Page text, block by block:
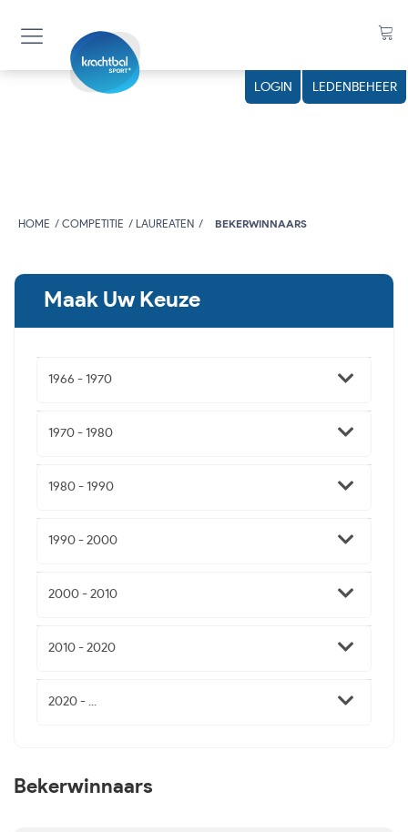
LOGIN LEDENBEHEER
HOME COMPETITIE LAUREATEN BEKERWINNAARS
Maak Uw Keuze
1966 - 1970
1970 - 1980
1980 - 1990
1990 - 2000
2000 - 2010
2010 - 2020
2020 - ...
Bekerwinnaars